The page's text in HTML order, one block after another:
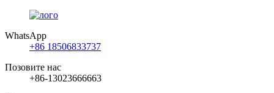
WhatsApp
+86 18506833737
Позовите нас
+86-13023666663